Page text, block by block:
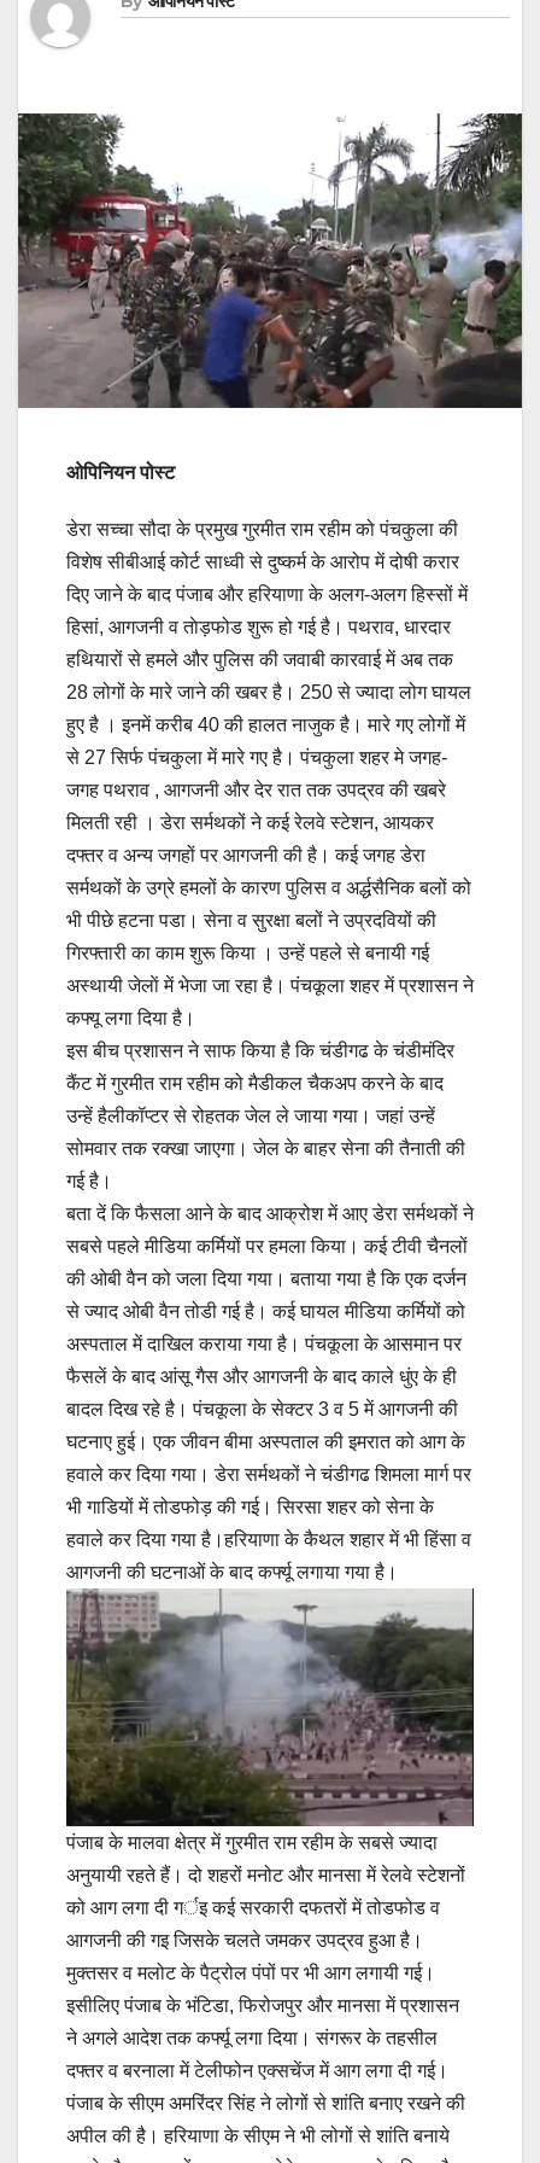
ओपिनियन पोस्‍ट
डेरा सच्चा सौदा के प्रमुख गुरमीत राम रहीम को पंचकुला की
विशेष सीबीआई कोर्ट साध्‍वी से दुष्‍कर्म के आरोप में दोषी करार
दिए जाने के बाद पंजाब और हरियाणा के अलग-अलग हिस्‍सों में
हिसां, आगजनी व ताेड़फोड शुरू हो गई है। पथराव, धारदार
हथियारों से हमले और पुलिस की जवाबी कारवाई में अब तक
28 लोगों के मारे जाने की खबर है। 250 से ज्‍यादा लोग घायल
हुए है । इनमें करीब 40 की हालत नाजुक है। मारे गए लोगों में
से 27 सिर्फ पंचकुला में मारे गए है। पंचकुला शहर मे जगह-
जगह पथराव , आगजनी और देर रात तक उपद्रव की खबरे
मिलती रही । डेरा सर्मथकों ने कई रेलवे स्‍टेशन, आयकर
दफ्तर व अन्‍य जगहों पर आगजनी की है। कई जगह डेरा
सर्मथकों के उग्रे हमलों के कारण पुलिस व अर्द्धसैनिक बलों को
भी पीछे हटना पडा। सेना व सुरक्षा बलों ने उप्रदवियों की
गिरफ्तारी का काम शुरू किया । उन्‍हें पहले से बनायी गई
अस्‍थायी जेलाें में भेजा जा रहा है। पंचकूला शहर में प्रशासन ने
कफ्यू लगा दिया है।
इस बीच प्रशासन ने साफ किया है कि चंडीगढ के चंडीमंदिर
कैंट में गुरमीत राम रहीम को मैडीकल चैकअप करने के बाद
उन्‍हें हैलीकॉप्‍टर से रोहतक जेल ले जाया गया। जहां उन्‍हें
सोमवार तक रक्‍खा जाएगा। जेल के बाहर सेना की तैनाती की
गई है।
बता दें कि फैसला आने के बाद आक्रोश में आए डेरा सर्मथकों ने
सबसे पहले मीडिया कर्मियों पर हमला किया। कई टीवी चैनलों
की ओबी वैन को जला दिया गया। बताया गया है कि एक दर्जन
से ज्‍याद ओबी वैन तोडी गई है। कई घायल मीडिया कर्मियों को
अस्‍पताल में दाखिल कराया गया है। पंचकूला के आसमान पर
फैसलें के बाद आंसू गैस और आगजनी के बाद काले धुंए के ही
बादल दिख रहे है। पंचकूला के सेक्‍टर 3 व 5 में आगजनी की
घटनाए हुई। एक जीवन बीमा अस्‍पताल की इमरात को आग के
हवाले कर दिया गया। डेरा सर्मथकों ने चंडीगढ शिमला मार्ग पर
भी गाडियों में तोडफोड़ की गई। सिरसा शहर को सेना के
हवाले कर दिया गया है।हरियाणा के कैथल शहार में भी हिंसा व
आगजनी की घटनाओं के बाद कर्फ्यू लगाया गया है।
पंजाब के मालवा क्षेत्र में गुरमीत राम रहीम के सबसे ज्‍यादा
अनुयायी रहते हैं। दो शहरों मनोट और मानसा में रेलवे स्‍टेशनों
को आग लगा दी गर्इ कई सरकारी दफतरों में तोडफोड व
आगजनी की गइ जिसके चलते जमकर उपद्रव हुआ है।
मुक्‍तसर व मलोट के पैट्रोल पंपों पर भी आग लगायी गई।
इसीलिए पंजाब के भंटिडा, फिरोजपुर और मानसा में प्रशासन
ने अगले आदेश तक कर्फ्यू लगा दिया। संगरूर के तहसील
दफ्तर व बरनाला में टेलीफोन एक्‍सचेंज में आग लगा दी गई।
पंजाब के सीएम अमरिंदर सिंह ने लोगों से शांति बनाए रखने की
अपील की है। हरियाणा के सीएम ने भी लोगों से शांति बनाये